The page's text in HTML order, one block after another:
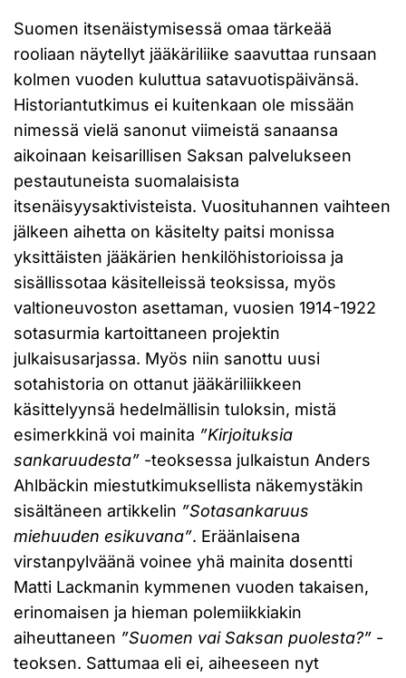
Suomen itsenäistymisessä omaa tärkeää
rooliaan näytellyt jääkäriliike saavuttaa runsaan
kolmen vuoden kuluttua satavuotispäivänsä.
Historiantutkimus ei kuitenkaan ole missään
nimessä vielä sanonut viimeistä sanaansa
aikoinaan keisarillisen Saksan palvelukseen
pestautuneista suomalaisista
itsenäisyysaktivisteista. Vuosituhannen vaihteen
jälkeen aihetta on käsitelty paitsi monissa
yksittäisten jääkärien henkilöhistorioissa ja
sisällissotaa käsitelleissä teoksissa, myös
valtioneuvoston asettaman, vuosien 1914-1922
sotasurmia kartoittaneen projektin
julkaisusarjassa. Myös niin sanottu uusi
sotahistoria on ottanut jääkäriliikkeen
käsittelyynsä hedelmällisin tuloksin, mistä
esimerkkinä voi mainita ”Kirjoituksia
sankaruudesta” -teoksessa julkaistun Anders
Ahlbäckin miestutkimuksellista näkemystäkin
sisältäneen artikkelin ”Sotasankaruus
miehuuden esikuvana”. Eräänlaisena
virstanpylväänä voinee yhä mainita dosentti
Matti Lackmanin kymmenen vuoden takaisen,
erinomaisen ja hieman polemiikkiakin
aiheuttaneen ”Suomen vai Saksan puolesta?” -
teoksen. Sattumaa eli ei, aiheeseen nyt